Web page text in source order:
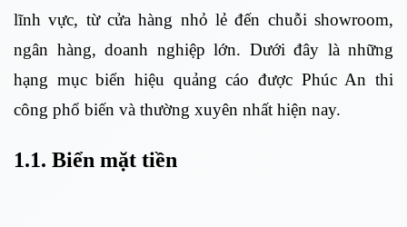
lĩnh vực, từ cửa hàng nhỏ lẻ đến chuỗi showroom,
ngân hàng, doanh nghiệp lớn. Dưới đây là những
hạng mục biển hiệu quảng cáo được Phúc An thi
công phổ biến và thường xuyên nhất hiện nay.
1.1. Biển mặt tiền